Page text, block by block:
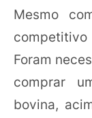
Mesmo
Foram
comprar
bovina,